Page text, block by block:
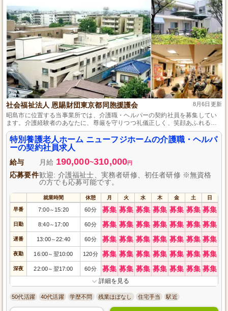
社会福祉法人 恩賜財団東京都同胞援護会 8月6日更新
昭島市に位置する当事業所では、介護職・ヘルパーの契約社員を募集してい
ます。介護経験者のあなたに、尊厳を守りつつ礼儀正しく、笑顔あふれるケ
アを提供するチャンスです。JR青梅線 東中神駅から徒歩6分の好立地で、通
勤も便利です。月平均時間外3時間と少なめで、プライベートも大切にしなが
ら働けます。また、子育て支援や正社員登用の制度もあり、安心して長く続
けられる環境をご提供します。
特別養護老人ホーム ニューフジホームの介護職・ヘルパ
ーの契約社員求人
給与 月給 190,000~310,000円
応募要件歓迎: 介護福祉士、実務者研修、初任者研修 ※無資格
の方でも応募可能です。
就業時間 休憩 月 火 水 木 金 土 日
早番 7:00～ 15:20 60分 募集 募集 募集 募集 募集 募集 募集
日勤 8:40～ 17:00 60分 募集 募集 募集 募集 募集 募集 募集
遅番 13:00～22:40 60分 募集 募集 募集 募集 募集 募集 募集
夜勤 16:00～ 翌10:00 120分 募集 募集 募集 募集 募集 募集 募集
深夜 22:00～ 翌17:00 60分 募集 募集 募集 募集 募集 募集 募集
詳細を見る
50代活躍 40代活躍 学歴不問 残業ほぼなし 住宅手当 駅近